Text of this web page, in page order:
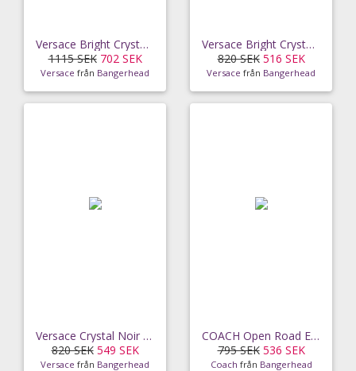
Versace Bright Crystal EdT (50ml)
1115 SEK 702 SEK
Versace från Bangerhead
Versace Bright Crystal EdT (30ml)
820 SEK 516 SEK
Versace från Bangerhead
Versace Crystal Noir EdT (30ml)
820 SEK 549 SEK
Versace från Bangerhead
COACH Open Road Eau de toilette (60 ml)
795 SEK 536 SEK
Coach från Bangerhead